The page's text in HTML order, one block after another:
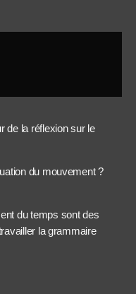
de la réflexion sur le
du mouvement ?
du temps sont des
la grammaire